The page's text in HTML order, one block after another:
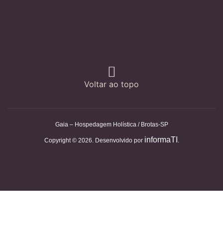
Voltar ao topo
Gaia – Hospedagem Holística / Brotas-SP
Copyright © 2026. Desenvolvido por informaTI .